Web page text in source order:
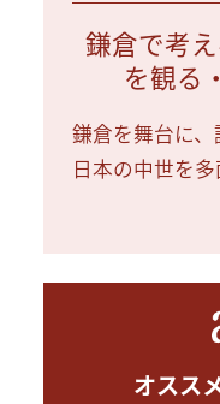
鎌倉で考
を観る
鎌倉を舞台に
日本の中世を多
オスス